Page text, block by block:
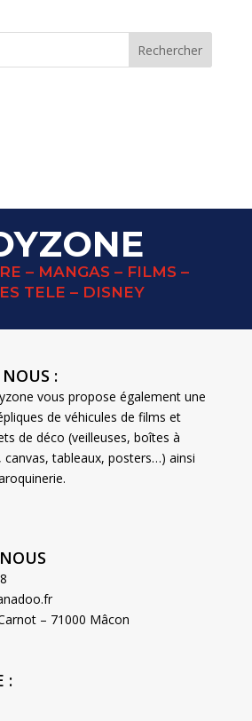
– MANGAS – FILMS –
TELE – DISNEY
:
vous propose également une
de véhicules de films et
de déco (veilleuses, boîtes à
tableaux, posters…) ainsi
– 71000 Mâcon
: